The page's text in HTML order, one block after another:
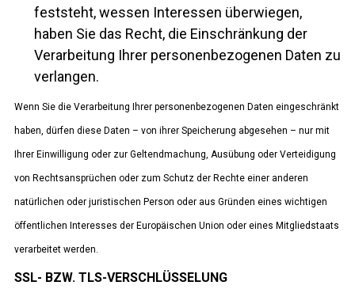
feststeht, wessen Interessen überwiegen,
haben Sie das Recht, die Einschränkung der
Verarbeitung Ihrer personenbezogenen Daten zu
verlangen.
Wenn Sie die Verarbeitung Ihrer personenbezogenen Daten eingeschränkt
haben, dürfen diese Daten – von ihrer Speicherung abgesehen – nur mit
Ihrer Einwilligung oder zur Geltendmachung, Ausübung oder Verteidigung
von Rechtsansprüchen oder zum Schutz der Rechte einer anderen
natürlichen oder juristischen Person oder aus Gründen eines wichtigen
öffentlichen Interesses der Europäischen Union oder eines Mitgliedstaats
verarbeitet werden.
SSL- BZW. TLS-VERSCHLÜSSELUNG